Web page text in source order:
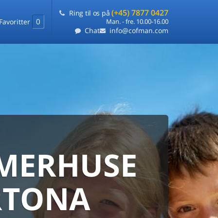
Favoritter 0
Ring til os på (+45) 7877 0427
Man. - fre. 10.00-16.00
Chat info@cofman.com
samlet på ét sted